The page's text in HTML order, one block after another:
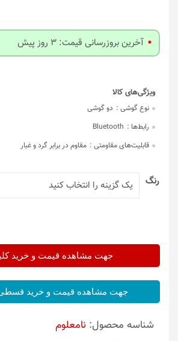
آخرین بروزرسانی قیمت: 3 روز پیش
نوع گوشی : دو گوشی
رابط‌ها : Bluetooth
قابلیت‌های مقاومتی : مقاوم در برابر گرد و غبار
رنگ
جهت مشاهده قیمت و خرید
جهت مشاهده قیمت و خرید قسطی
شناسه محصول: نامعلوم